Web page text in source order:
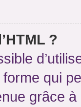
?
qui
grâce à